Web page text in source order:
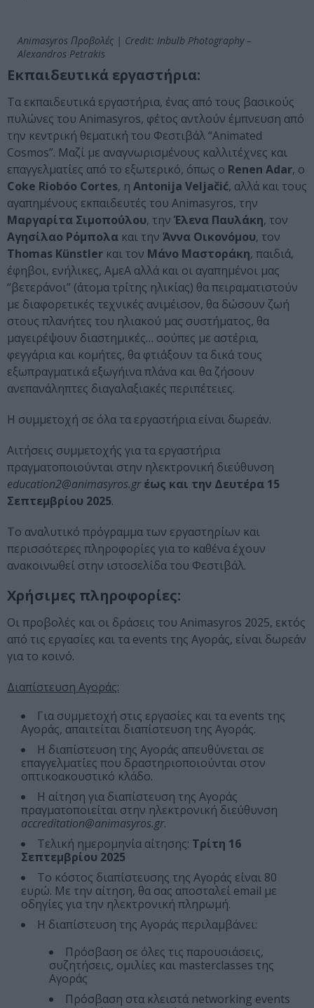
Animasyros Προβολές | Credit: Inbulb Photography –
Alexandros Petrakis
Εκπαιδευτικά εργαστήρια:
Τα εκπαιδευτικά εργαστήρια, ένας από τους βασικούς
πυλώνες του Animasyros, φέτος αντλούν έμπνευση από
την κεντρική θεματική του Φεστιβάλ “Animated
Cosmos”. Μαζί με αναγνωρισμένους καλλιτέχνες και
επαγγελματίες από το εξωτερικό, όπως o Renen Adar, ο
Coke Riobóo Cortes, η Antonija Veljačić, αλλά και τους
αγαπημένους εκπαιδευτές του Animasyros, την
Μαργαρίτα Σιμοπούλου, την Έλενα Παυλάκη, τον
Αγησίλαο Ρόμπολα και την Άννα Οικονόμου, τον
Thomas Künstler και τον Μάνο Μαστοράκη, παιδιά,
έφηβοι, ενήλικες, ΑμεΑ αλλά και οι αγαπημένοι μας
“βετεράνοι” (άτομα τρίτης ηλικίας) θα πειραματιστούν
με διαφορετικές τεχνικές ανιμέισον, θα δώσουν ζωή
στους πλανήτες του ηλιακού μας συστήματος, θα
μαγειρέψουν διαστημικές… σούπες με αστέρια,
φεγγάρια και κομήτες, θα φτιάξουν τα δικά τους
εξωπραγματικά εξωγήινα πλάνα και θα ζήσουν
ανεπανάληπτες διαγαλαξιακές περιπέτειες.
Η συμμετοχή σε όλα τα εργαστήρια είναι δωρεάν.
Αιτήσεις συμμετοχής για τα εργαστήρια
πραγματοποιούνται στην ηλεκτρονική διεύθυνση
education2@animasyros.gr έως και την Δευτέρα 15
Σεπτεμβρίου 2025.
Το αναλυτικό πρόγραμμα των εργαστηρίων και
περισσότερες πληροφορίες για το καθένα έχουν
ανακοινωθεί στην ιστοσελίδα του Φεστιβάλ.
Χρήσιμες πληροφορίες:
Οι προβολές και οι δράσεις του Animasyros 2025, εκτός
από τις εργασίες και τα events της Αγοράς, είναι δωρεάν
για το κοινό.
Διαπίστευση Αγοράς:
Για συμμετοχή στις εργασίες και τα events της
Αγοράς, απαιτείται διαπίστευση της Αγοράς.
Η διαπίστευση της Αγοράς απευθύνεται σε
επαγγελματίες που δραστηριοποιούνται στον
οπτικοακουστικό κλάδο.
Η αίτηση για διαπίστευση της Αγοράς
πραγματοποιείται στην ηλεκτρονική διεύθυνση
accreditation@animasyros.gr.
Τελική ημερομηνία αίτησης: Τρίτη 16
Σεπτεμβρίου 2025
Το κόστος διαπίστευσης της Αγοράς είναι 80
ευρώ. Με την αίτηση, θα σας αποσταλεί email με
οδηγίες για την ηλεκτρονική πληρωμή.
Η διαπίστευση της Αγοράς περιλαμβάνει:
Πρόσβαση σε όλες τις παρουσιάσεις,
συζητήσεις, ομιλίες και masterclasses της
Αγοράς
Πρόσβαση στα κλειστά networking events